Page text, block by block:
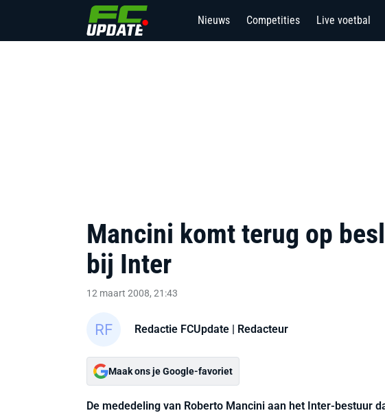
Nieuws Competities Live voetbal
Mancini komt terug op
bij Inter
12 maart 2008, 21:43
Redactie FCUpdate | Redacteur
Maak ons je Google-favoriet
De mededeling van Roberto Mancini aan het Inter-bestuur